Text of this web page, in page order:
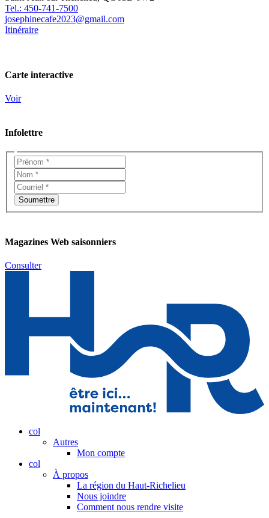
Tel.: 450-741-7500
josephinecafe2023@gmail.com
Itinéraire
Carte interactive
Voir
Infolettre
Magazines Web saisonniers
Consulter
col
Autres
Mon compte
col
À propos
La région du Haut-Richelieu
Nous joindre
Comment nous rendre visite